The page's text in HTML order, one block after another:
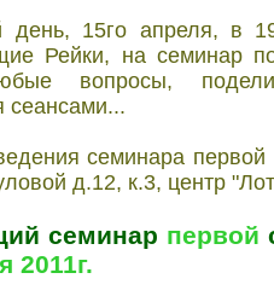
день, 15го апреля, в
Рейки, на семинар
вопросы,
сеансами...
семинара
д.12, к.3, центр
семинар первой
2011г.